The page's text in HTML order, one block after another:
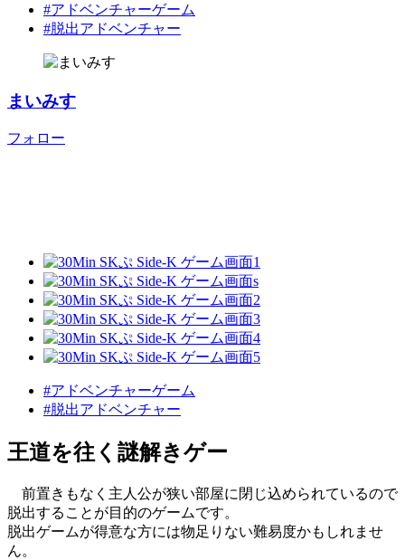
#アドベンチャーゲーム
#脱出アドベンチャー
まいみす
フォロー
#アドベンチャーゲーム
#脱出アドベンチャー
王道を往く謎解きゲー
前置きもなく主人公が狭い部屋に閉じ込められているので
脱出することが目的のゲームです。
脱出ゲームが得意な方には物足りない難易度かもしれませ
ん。